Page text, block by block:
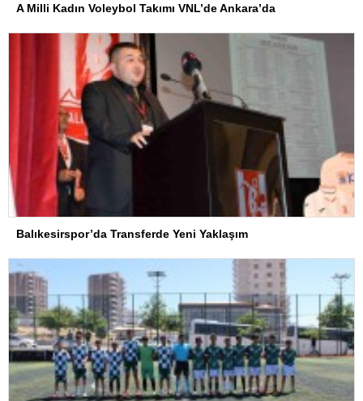
A Milli Kadın Voleybol Takımı VNL’de Ankara’da
Balıkesirspor’da Transferde Yeni Yaklaşım